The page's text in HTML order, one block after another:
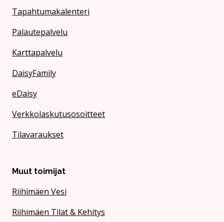
Tapahtumakalenteri
Palautepalvelu
Karttapalvelu
DaisyFamily
eDaisy
Verkkolaskutusosoitteet
Tilavaraukset
Muut toimijat
Riihimäen Vesi
Riihimäen Tilat & Kehitys